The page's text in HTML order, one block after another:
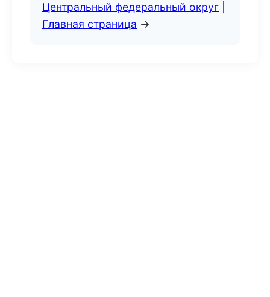
Центральный федеральный округ
Главная страница →